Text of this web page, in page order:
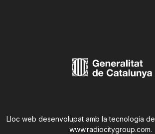
Lloc web desenvolupat amb la tecnologia de
www.radiocitygroup.com.